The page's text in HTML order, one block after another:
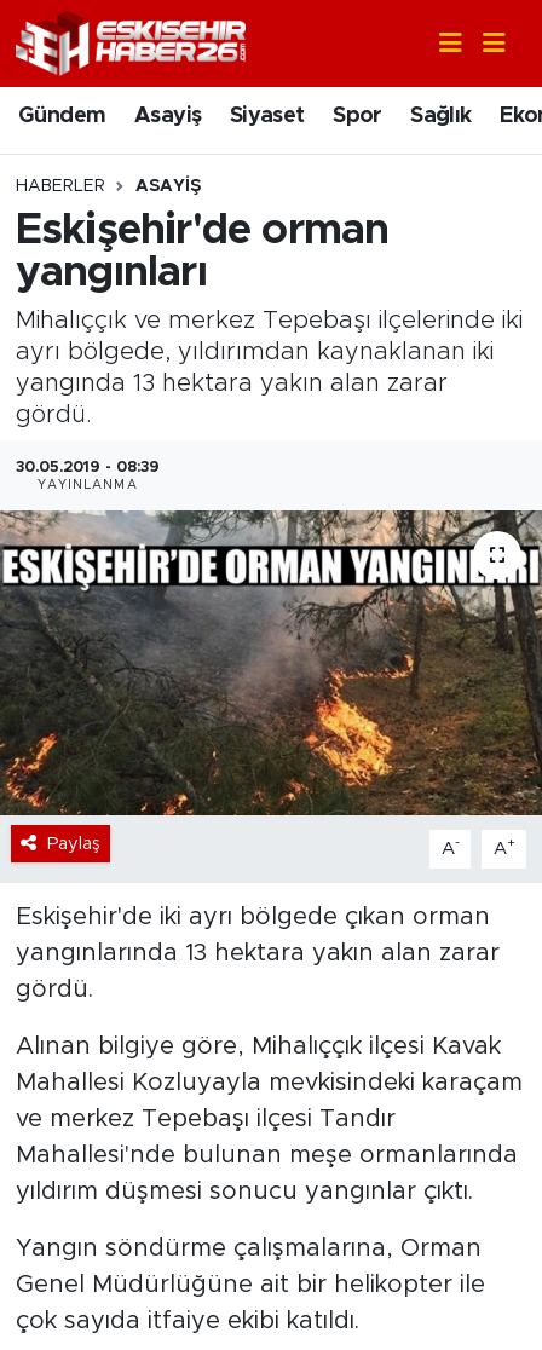
Gündem Asayiş Siyaset Spor Sağlık
HABERLER ASAYIŞ
Eskişehir'de orman
yangınları
Mihalıççık ve merkez Tepebaşı ilçelerinde iki
ayrı bölgede, yıldırımdan kaynaklanan iki
yangında 13 hektara yakın alan zarar
gördü.
30.05.2019 - 08:39
YAYINLANMA
Paylaş A- A+
Eskişehir'de iki ayrı bölgede çıkan orman
yangınlarında 13 hektara yakın alan zarar
gördü.
Alınan bilgiye göre, Mihalıççık ilçesi Kavak
Mahallesi Kozluyayla mevkisindeki karaçam
ve merkez Tepebaşı ilçesi Tandır
Mahallesi'nde bulunan meşe ormanlarında
yıldırım düşmesi sonucu yangınlar çıktı.
Yangın söndürme çalışmalarına, Orman
Genel Müdürlüğüne ait bir helikopter ile
çok sayıda itfaiye ekibi katıldı.
Gündem
Asayiş
Siyaset
Spor
Sağlık
Ekonomi
Eğitim
Sanat
Bölge
Teknoloji
Magazin
Dünya
Sektör
Nöbetçi Eczaneler
Hava Durumu
Trafik Durumu
Süper Lig Puan Durumu ve Fikstür
Tüm Manşetler
Son Dakika Haberleri
Haber Arşivi